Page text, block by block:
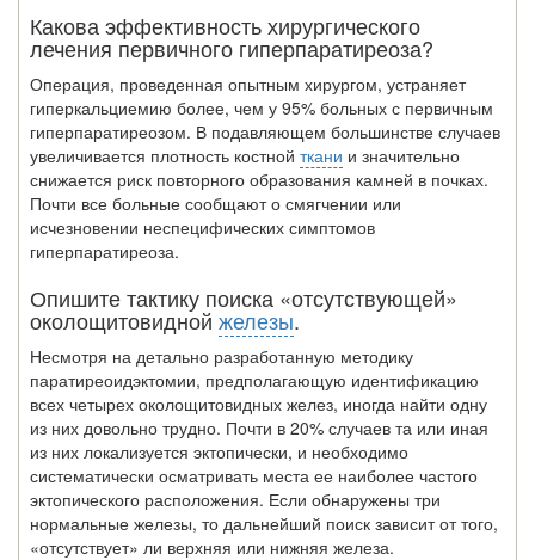
Какова эффективность хирургического
лечения первичного гиперпаратиреоза?
Операция, проведенная опытным хирургом, устраняет
гиперкальциемию более, чем у 95% больных с первичным
гиперпаратиреозом. В подавляющем большинстве случаев
увеличивается плотность костной ткани и значительно
снижается риск по­вторного образования камней в почках.
Почти все больные сообщают о смягчении или
исчезновении неспецифических симптомов
гиперпаратиреоза.
Опишите тактику поиска «отсутствующей»
околощитовидной железы.
Несмотря на детально разработанную методику
паратиреоидэктомии, предполагающую идентификацию
всех четырех околощитовидных желез, иногда найти одну
из них довольно трудно. Почти в 20% случаев та или иная
из них локализуется эктопически, и необходимо
систематически осматривать места ее наиболее частого
эктопического расположения. Если обнаружены три
нормальные железы, то дальнейший поиск зависит от того,
«отсутствует» ли верхняя или нижняя железа.